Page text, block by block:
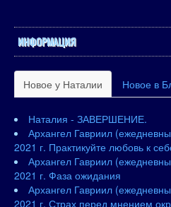
ИНФОРМАЦИЯ
Новое у Наталии Новое в
Наталия - ЗАВЕРШЕНИЕ.
Архангел Гавриил
2021 г. Практикуйте любовь к
Архангел Гавриил
2021 г. Фаза ожидания
Архангел Гавриил
2021 г. Страх перед мнением